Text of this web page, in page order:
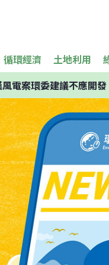
循環經濟 土地利用
電案環委建議不應開發